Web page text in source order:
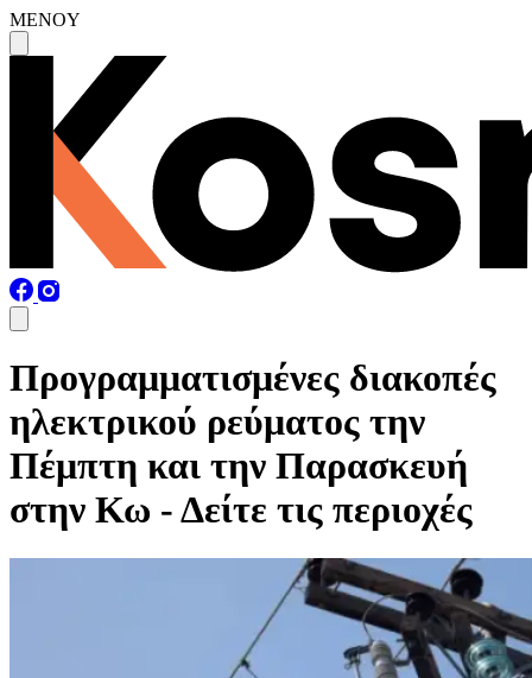
MENOY
Προγραμματισμένες διακοπές
ηλεκτρικού ρεύματος την
Πέμπτη και την Παρασκευή
στην Κω - Δείτε τις περιοχές